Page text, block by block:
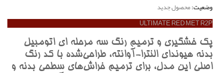
وضعیت:محصول جدید
ULTIMATE RED MET R2P
پک خشگيري و ترميم رنگ سه مرحله اي اتومبيل
بدنه هيونداي النترا-آوانته، طراحي‌شده با کد رنگ
اصلي اين مدل، براي ترميم خراش‌هاي سطحي بدنه و